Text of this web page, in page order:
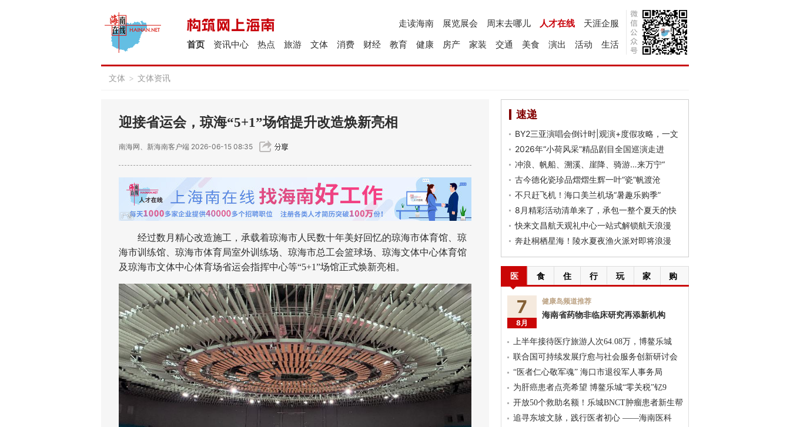
天涯企服
人才在线
周末去哪儿
展览展会
走读海南
生活
活动
演出
美食
交通
家装
房产
健康
教育
财经
消费
文体
旅游
热点
资讯中心
首页
文体 > 文体资讯
迎接省运会，琼海“5+1”场馆提升改造焕新亮相
南海网、新海南客户端 2026-06-15 08:35
经过数月精心改造施工，承载着琼海市人民数十年美好回忆的琼海市体育馆、琼
海市训练馆、琼海市体育局室外训练场、琼海市总工会篮球场、琼海文体中心体育馆
及琼海市文体中心体育场省运会指挥中心等“5+1”场馆正式焕新亮相。
速递
BY2三亚演唱会倒计时|观演+度假攻略，一文
2026年“小荷风采”精品剧目全国巡演走进
冲浪、帆船、溯溪、崖降、骑游…来万宁“
古今德化瓷珍品熠熠生辉一叶“瓷”帆渡沧
不只赶飞机！海口美兰机场“暑趣乐购季”
8月精彩活动清单来了，承包一整个夏天的快
快来文昌航天观礼中心一站式解锁航天浪漫
奔赴桐栖星海！陵水夏夜渔火派对即将浪漫
医 食 住 行 玩 家 购
7
8月
健康岛频道推荐
海南省药物非临床研究再添新机构
上半年接待医疗旅游人次64.08万，博鳌乐城
联合国可持续发展疗愈与社会服务创新研讨会
“医者仁心敬军魂” 海口市退役军人事务局
为肝癌患者点亮希望 博鳌乐城“零关税”钇9
开放50个救助名额！乐城BNCT肿瘤患者新生帮
追寻东坡文脉，践行医者初心 ——海南医科